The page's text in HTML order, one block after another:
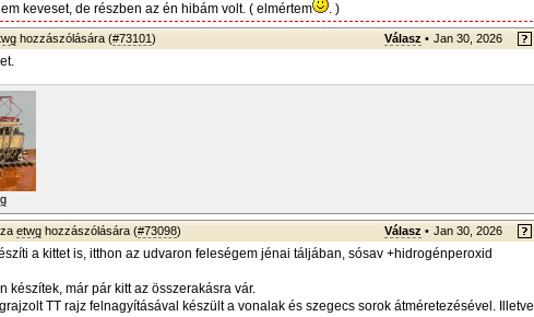
keveset, de részben az én hibám volt. ( elmértem . )
hozzászólására (#73101) Válasz • Jan 30, 2026
etwg hozzászólására (#73098) Válasz • Jan 30, 2026
a kittet is, itthon az udvaron feleségem jénai táljában, sósav +hidrogénperoxid
készítek, már pár kitt az összerakásra vár.
TT rajz felnagyításával készült a vonalak és szegecs sorok átméretezésével. Illetve